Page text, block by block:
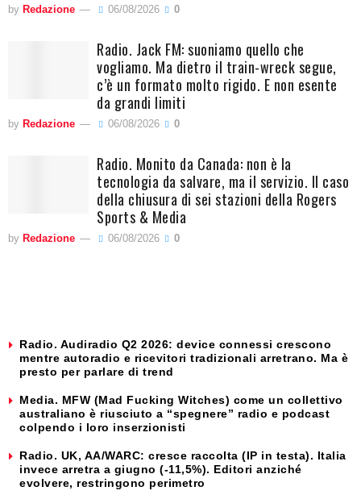
by Redazione 06/08/2026 0
Radio. Jack FM: suoniamo quello che
vogliamo. Ma dietro il train-wreck segue,
c’è un formato molto rigido. E non esente
da grandi limiti
by Redazione 06/08/2026 0
Radio. Monito da Canada: non è la
tecnologia da salvare, ma il servizio. Il caso
della chiusura di sei stazioni della Rogers
Sports & Media
by Redazione 06/08/2026 0
Radio. Audiradio Q2 2026: device connessi crescono
mentre autoradio e ricevitori tradizionali arretrano. Ma è
presto per parlare di trend
Media. MFW (Mad Fucking Witches) come un collettivo
australiano è riusciuto a “spegnere” radio e podcast
colpendo i loro inserzionisti
Radio. UK, AA/WARC: cresce raccolta (IP in testa). Italia
invece arretra a giugno (-11,5%). Editori anziché
evolvere, restringono perimetro